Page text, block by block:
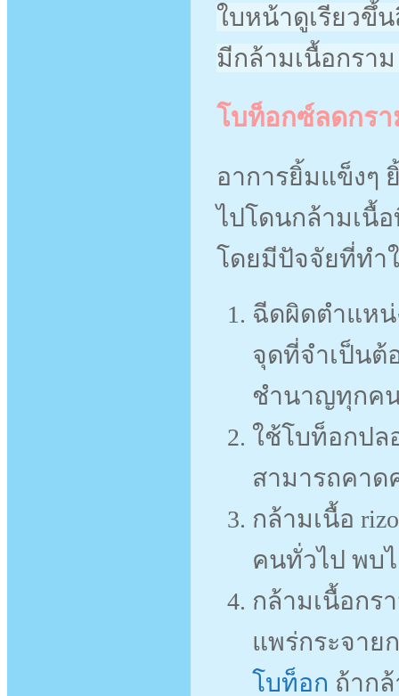
ใบหน้าดูเรียวขึ้
มีกล้ามเนื้อกรา
โบท็อกซ์ลดกรา
อาการยิ้มแข็งๆ
ไปโดนกล้ามเนื้
โดยมีปัจจัยที่ทำ
ฉีดผิดตำแหน่
จุดที่จำเป็นต้
ชำนาญทุกค
ใช้โบท็อกปล
สามารถคาด
กล้ามเนื้อ
คนทั่วไป พบ
กล้ามเนื้อกร
แพร่กระจาย
โบท็อก ถ้าก